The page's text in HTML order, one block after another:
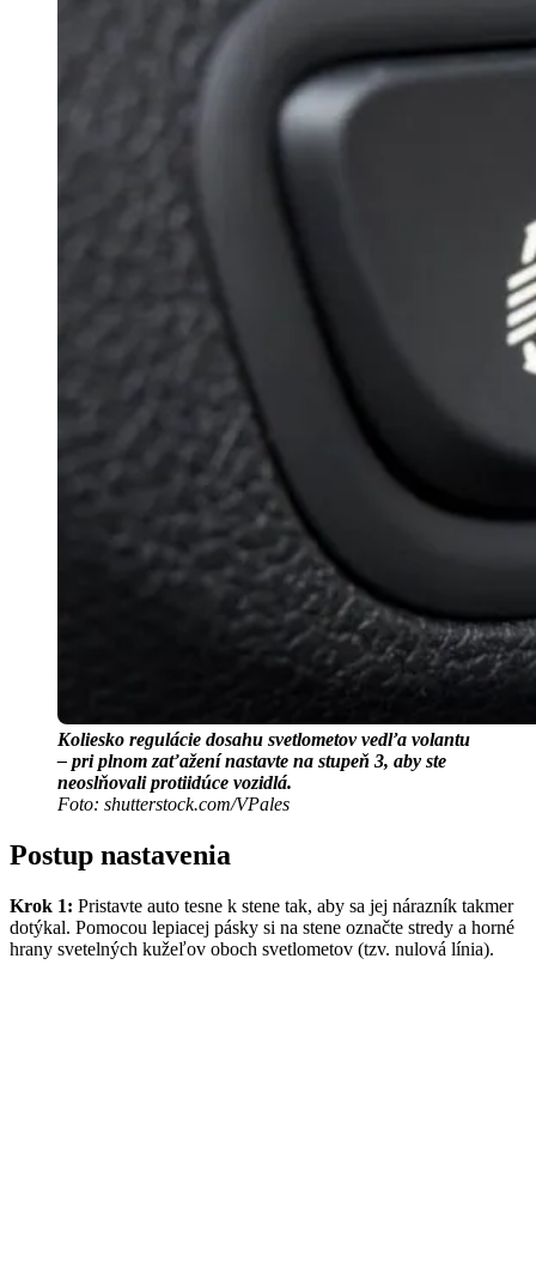
Koliesko regulácie dosahu svetlometov vedľa volantu
– pri plnom zaťažení nastavte na stupeň 3, aby ste
neoslňovali protiidúce vozidlá.
Foto: shutterstock.com/VPales
Postup nastavenia
Krok 1: Pristavte auto tesne k stene tak, aby sa jej nárazník takmer
dotýkal. Pomocou lepiacej pásky si na stene označte stredy a horné
hrany svetelných kužeľov oboch svetlometov (tzv. nulová línia).